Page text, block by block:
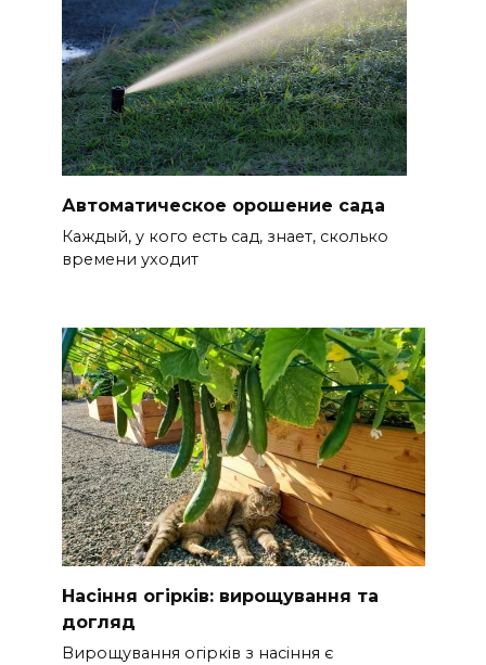
Автоматическое орошение сада
Каждый, у кого есть сад, знает, сколько
времени уходит
Насіння огірків: вирощування та
догляд
Вирощування огірків з насіння є